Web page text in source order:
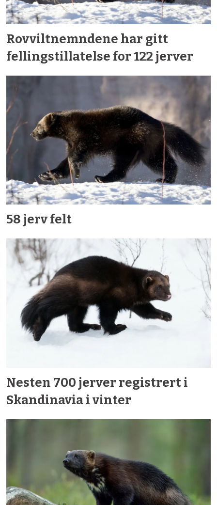
Rovvilt­nemndene har gitt
fellings­tillatelse for 122 jerver
58 jerv felt
Nesten 700 jerver registrert i
Skandinavia i vinter